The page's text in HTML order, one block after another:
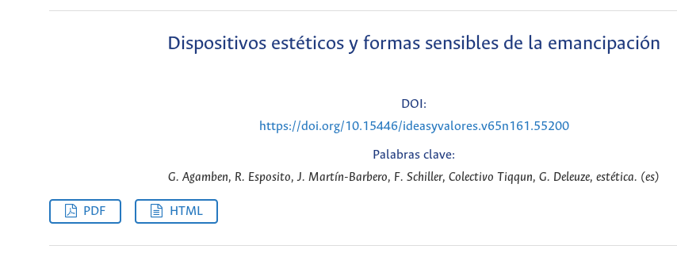
Dispositivos estéticos y formas sensibles de la emancipación
DOI:
https://doi.org/10.15446/ideasyvalores.v65n161.55200
Palabras clave:
G. Agamben, R. Esposito, J. Martín-Barbero, F. Schiller, Colectivo Tiqqun, G. Deleuze, estética. (es)
PDF HTML